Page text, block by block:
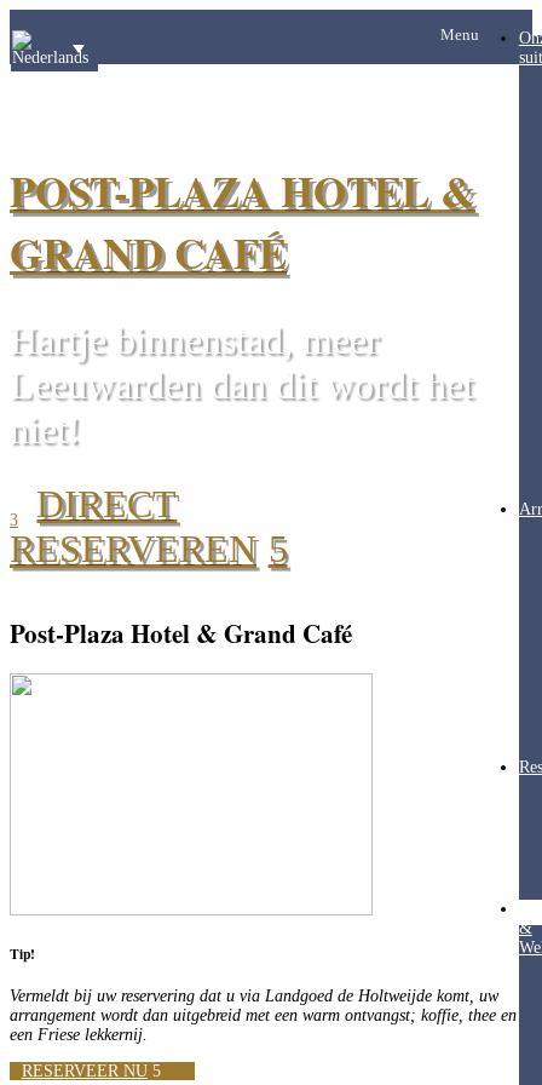
Menu
&
POST-PLAZA HOTEL &
GRAND CAFÉ
Hartje binnenstad, meer
Leeuwarden dan dit wordt het
niet!
DIRECT
RESERVEREN
3
Post-Plaza Hotel & Grand Café
Tip!
Vermeldt bij uw reservering dat u via Landgoed de Holtweijde komt, uw
arrangement wordt dan uitgebreid met een warm ontvangst; koffie, thee en
een Friese lekkernij.
RESERVEER NU